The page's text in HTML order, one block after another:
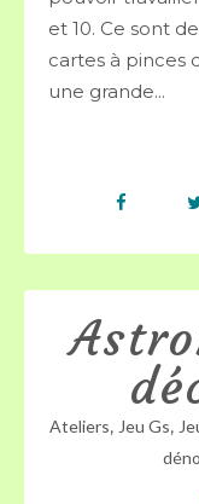
et 10. Ce sont
cartes à pinces
une grande...
Ateliers, Jeu Gs,